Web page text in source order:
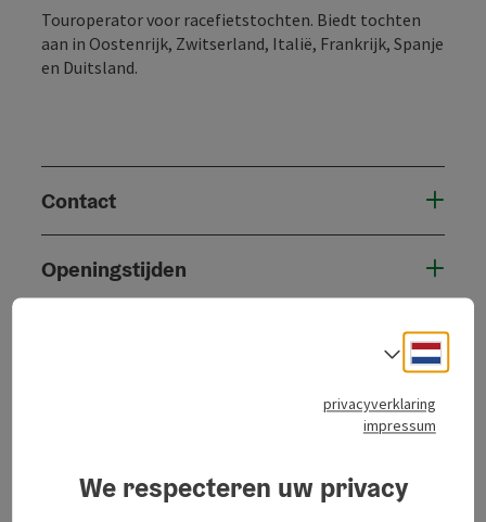
Touroperator voor racefietstochten. Biedt tochten
aan in Oostenrijk, Zwitserland, Italië, Frankrijk, Spanje
en Duitsland.
Contact
Openingstijden
Toegankelijkheid
privacyverklaring
impressum
We respecteren uw privacy